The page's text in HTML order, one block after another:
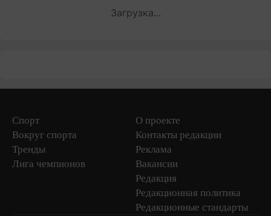
Загрузка...
Спорт
Вокруг спорта
Тренды
Лига чемпионов
О проекте
Контакты редакции
Реклама
Вакансии
Редакция
Редакционная политика
Редакционные стандарты